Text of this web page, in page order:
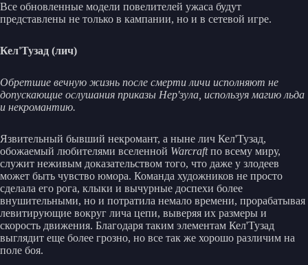
Все обновленные модели повелителей ужаса будут
представлены не только в кампании, но и в сетевой игре.
Кел'Тузад (лич)
Обретшие вечную жизнь после смерти личи исполняют не
допускающие ослушания приказы Нер'зула, используя магию льда
и некромантию.
Язвительный бывший некромант, а ныне лич Кел'Тузад,
обожаемый любителями вселенной Warcraftпо всему миру,
служит неживым доказательством того, что даже у злодеев
может быть чувство юмора. Команда художников не просто
сделала его рога, клыки и вычурные доспехи более
внушительными, но и потратила немало времени, прорабатывая
левитирующие вокруг лича цепи, выверяя их размеры и
скорость движения. Благодаря таким элементам Кел'Тузад
выглядит еще более грозно, но все так же хорошо различим на
поле боя.